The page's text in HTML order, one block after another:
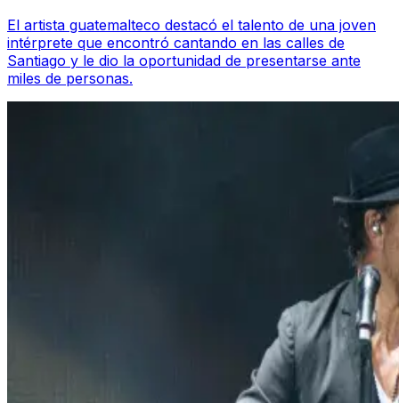
El artista guatemalteco destacó el talento de una joven
intérprete que encontró cantando en las calles de
Santiago y le dio la oportunidad de presentarse ante
miles de personas.